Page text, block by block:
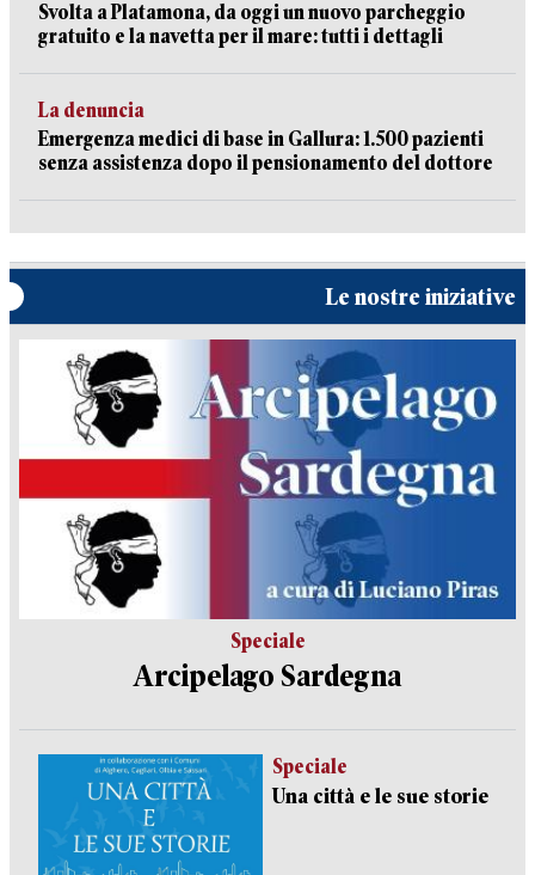
Svolta a Platamona, da oggi un nuovo parcheggio
gratuito e la navetta per il mare: tutti i dettagli
La denuncia
Emergenza medici di base in Gallura: 1.500 pazienti
senza assistenza dopo il pensionamento del dottore
Le nostre iniziative
Speciale
Arcipelago Sardegna
Speciale
Una città e le sue storie